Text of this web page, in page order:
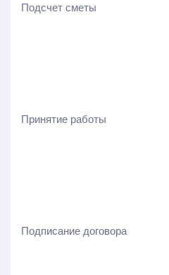
Подсчет сметы
Принятие работы
Подписание договора